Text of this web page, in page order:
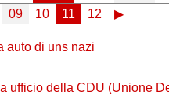
09 10 11 12 ▶
auto di uns nazi
ufficio della CDU (Unione